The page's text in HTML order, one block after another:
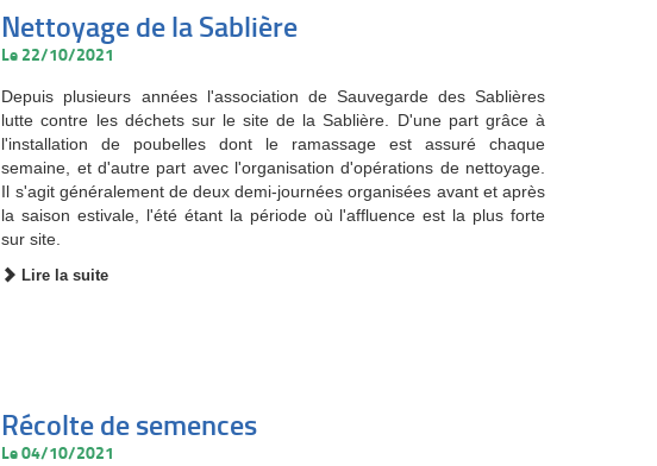
Nettoyage de la Sablière
Le 22/10/2021
Depuis plusieurs années l'association de Sauvegarde des Sablières
lutte contre les déchets sur le site de la Sablière. D'une part grâce à
l'installation de poubelles dont le ramassage est assuré chaque
semaine, et d'autre part avec l'organisation d'opérations de nettoyage.
Il s'agit généralement de deux demi-journées organisées avant et après
la saison estivale, l'été étant la période où l'affluence est la plus forte
sur site.
Lire la suite
Récolte de semences
Le 04/10/2021